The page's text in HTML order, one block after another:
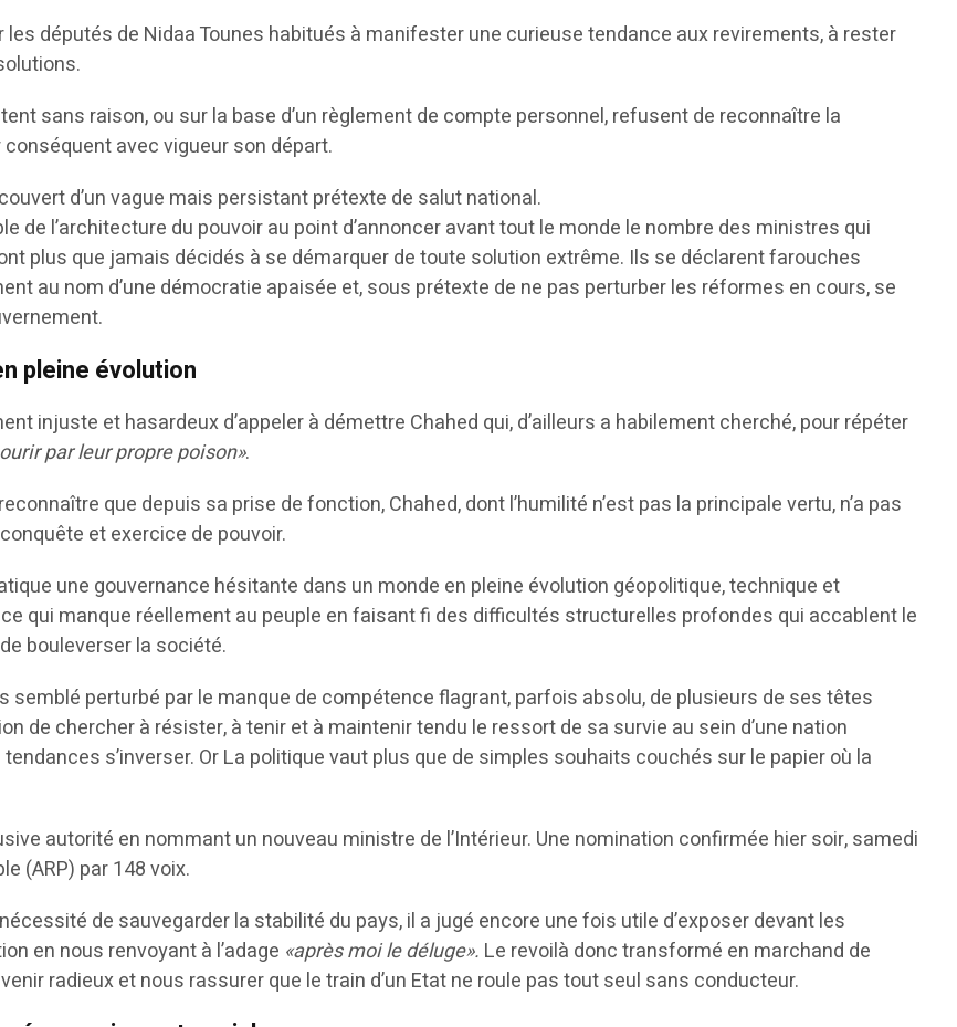
députés de Nidaa Tounes habitués à manifester une curieuse tendance aux revirements, à rester
sans raison, ou sur la base d’un règlement de compte personnel, refusent de reconnaître la
avec vigueur son départ.
d’un vague mais persistant prétexte de salut national.
de l’architecture du pouvoir au point d’annoncer avant tout le monde le nombre des ministres qui
plus que jamais décidés à se démarquer de toute solution extrême. Ils se déclarent farouches
au nom d’une démocratie apaisée et, sous prétexte de ne pas perturber les réformes en cours, se
pleine évolution
injuste et hasardeux d’appeler à démettre Chahed qui, d’ailleurs a habilement cherché, pour répéter
par leur propre poison».
que depuis sa prise de fonction, Chahed, dont l’humilité n’est pas la principale vertu, n’a pas
et exercice de pouvoir.
une gouvernance hésitante dans un monde en pleine évolution géopolitique, technique et
qui manque réellement au peuple en faisant fi des difficultés structurelles profondes qui accablent le
bouleverser la société.
semblé perturbé par le manque de compétence flagrant, parfois absolu, de plusieurs de ses têtes
de chercher à résister, à tenir et à maintenir tendu le ressort de sa survie au sein d’une nation
s’inverser. Or La politique vaut plus que de simples souhaits couchés sur le papier où la
autorité en nommant un nouveau ministre de l’Intérieur. Une nomination confirmée hier soir, samedi
(ARP) par 148 voix.
de sauvegarder la stabilité du pays, il a jugé encore une fois utile d’exposer devant les
en nous renvoyant à l’adage «après moi le déluge». Le revoilà donc transformé en marchand de
radieux et nous rassurer que le train d’un Etat ne roule pas tout seul sans conducteur.